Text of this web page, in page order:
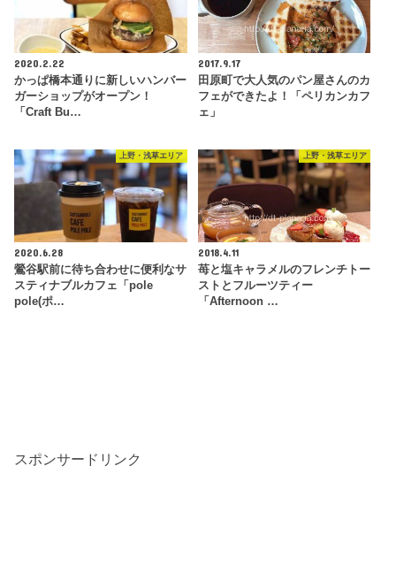
2020.2.22
かっぱ橋本通りに新しいハンバー
ガーショップがオープン！
「Craft Bu…
2017.9.17
田原町で大人気のパン屋さんのカ
フェができたよ！「ペリカンカフ
ェ」
上野・浅草エリア
2020.6.28
鶯谷駅前に待ち合わせに便利なサ
スティナブルカフェ「pole
pole(ポ…
上野・浅草エリア
2018.4.11
苺と塩キャラメルのフレンチトー
ストとフルーツティー
「Afternoon …
スポンサードリンク